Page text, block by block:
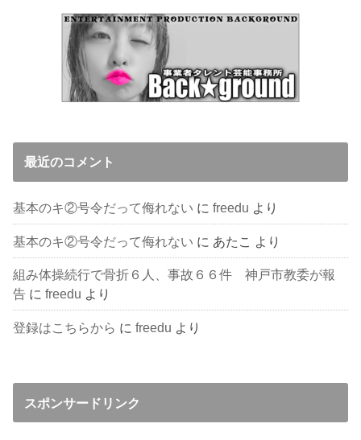
最近のコメント
基本のキ②号令だって侮れない にfreedu より
基本のキ②号令だって侮れない に あたこ より
組み体操続行で骨折６人、事故６６件 神戸市教委が報
告 にfreedu より
登録はこちらから にfreedu より
スポンサードリンク